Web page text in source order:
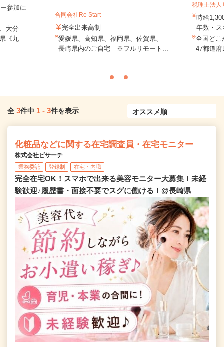
参加に
大分
《九
合同会社Re Start
完全出来高制
愛媛県、高知県、福岡県、佐賀県、
長崎県内のご自宅 ※フルリモート...
税理士法人
時給
年数・
全国どこ
47都道
全 3件中 1 - 3件を表示
化粧品などに関する在宅調査員・在宅モニター
株式会社ビサーチ
業務委託 登録制 在宅・内職
完全在宅OK！スマホで出来る美容モニター大募集！未経
験歓迎♪履歴書・面接不要でスグに働ける！@長崎県